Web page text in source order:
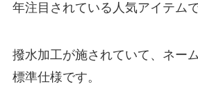
年注目されている人気アイテムで
撥水加工が施されていて、ネー
標準仕様です。